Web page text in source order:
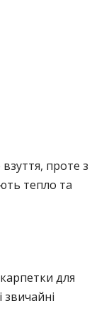
проте з
тепло та
для